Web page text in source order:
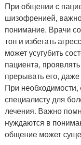
При общении с
шизофренией,
понимание. Врачи
тон и избегать
может усугубить
пациента,
прерывать его,
При необходимости,
специалисту для
лечения. Важно
нуждаются в
общение может